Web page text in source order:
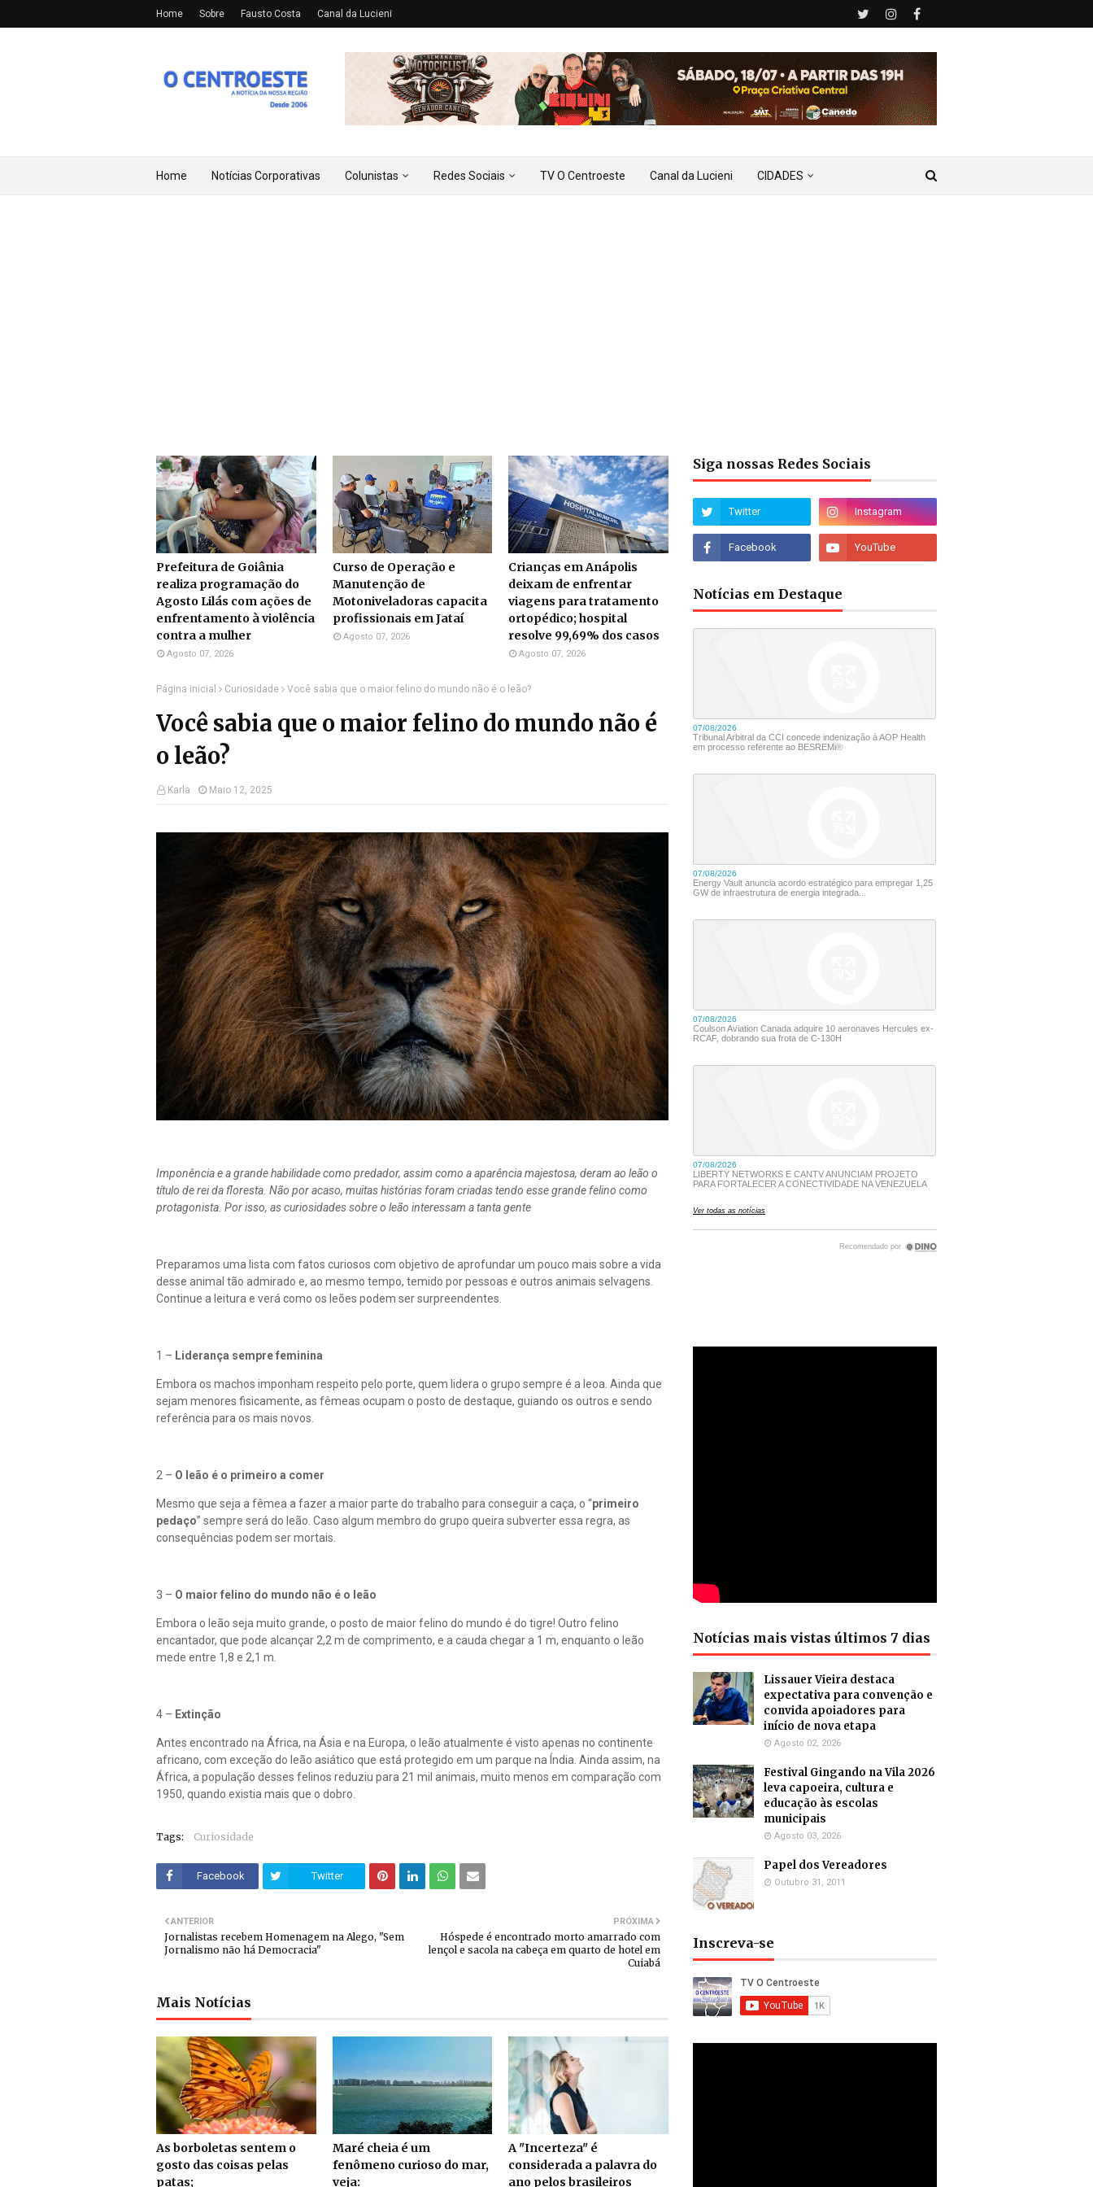
Home Sobre Fausto Costa Canal da Lucieni
Home Notícias Corporativas Colunistas Redes Sociais TV O Centroeste Canal da Lucieni CIDADES
Prefeitura de Goiânia
realiza programação do
Agosto Lilás com ações de
enfrentamento à violência
contra a mulher
Agosto 07, 2026
Curso de Operação e
Manutenção de
Motoniveladoras capacita
profissionais em Jataí
Agosto 07, 2026
Crianças em Anápolis
deixam de enfrentar
viagens para tratamento
ortopédico; hospital
resolve 99,69% dos casos
Agosto 07, 2026
Página inicial Curiosidade Você sabia que o maior felino do mundo não é o leão?
Você sabia que o maior felino do mundo não é
o leão?
Karla Maio 12, 2025
Imponência e a grande habilidade como predador, assim como a aparência majestosa, deram ao leão o
título de rei da floresta. Não por acaso, muitas histórias foram criadas tendo esse grande felino como
protagonista. Por isso, as curiosidades sobre o leão interessam a tanta gente
Preparamos uma lista com fatos curiosos com objetivo de aprofundar um pouco mais sobre a vida
desse animal tão admirado e, ao mesmo tempo, temido por pessoas e outros animais selvagens.
Continue a leitura e verá como os leões podem ser surpreendentes.
1 – Liderança sempre feminina
Embora os machos imponham respeito pelo porte, quem lidera o grupo sempre é a leoa. Ainda que
sejam menores fisicamente, as fêmeas ocupam o posto de destaque, guiando os outros e sendo
referência para os mais novos.
2 – O leão é o primeiro a comer
Mesmo que seja a fêmea a fazer a maior parte do trabalho para conseguir a caça, o “primeiro
pedaço” sempre será do leão. Caso algum membro do grupo queira subverter essa regra, as
consequências podem ser mortais.
3 – O maior felino do mundo não é o leão
Embora o leão seja muito grande, o posto de maior felino do mundo é do tigre! Outro felino
encantador, que pode alcançar 2,2 m de comprimento, e a cauda chegar a 1 m, enquanto o leão
mede entre 1,8 e 2,1 m.
4 – Extinção
Antes encontrado na África, na Ásia e na Europa, o leão atualmente é visto apenas no continente
africano, com exceção do leão asiático que está protegido em um parque na Índia. Ainda assim, na
África, a população desses felinos reduziu para 21 mil animais, muito menos em comparação com
1950, quando existia mais que o dobro.
Tags: Curiosidade
Facebook Twitter
PRÓXIMA
Hóspede é encontrado morto amarrado com
lençol e sacola na cabeça em quarto de hotel em
Cuiabá
ANTERIOR
Jornalistas recebem Homenagem na Alego, "Sem
Jornalismo não há Democracia"
Mais Notícias
As borboletas sentem o
gosto das coisas pelas
patas;
Maré cheia é um
fenômeno curioso do mar,
veja:
A "Incerteza" é
considerada a palavra do
ano pelos brasileiros
Siga nossas Redes Sociais
Notícias em Destaque
Notícias mais vistas últimos 7 dias
Lissauer Vieira destaca
expectativa para convenção e
convida apoiadores para
início de nova etapa
Agosto 02, 2026
Festival Gingando na Vila 2026
leva capoeira, cultura e
educação às escolas
municipais
Agosto 03, 2026
Papel dos Vereadores
Outubro 31, 2011
Inscreva-se